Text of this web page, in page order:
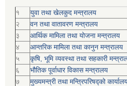
१
युवा तथा खेलकुद मन्त्रालय
२
वन तथा वातावरण मन्त्रालय
३
आर्थिक मामिला तथा योजना मन्त्रालय
४
आन्तरिक मामिला तथा कानुन मन्त्रालय
५
कृषि, भूमि व्यवस्था तथा सहकारी
६
भौतिक पूर्वाधार विकास मन्त्रालय
७
मुख्यमन्त्री तथा मन्त्रिपरिषद्को